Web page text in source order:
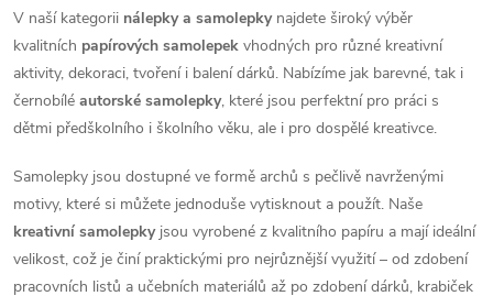
v
l
á
a
c
V naší kategorii nálepky a samolepkynajdete široký výběr
kvalitních papírových samolepek vhodných pro různé kreativní
aktivity, dekoraci, tvoření i balení dárků. Nabízíme jak barevné, tak i
černobílé autorské samolepky, které jsou perfektní pro práci s
dětmi předškolního i školního věku, ale i pro dospělé kreativce.
Samolepky jsou dostupné ve formě archů s pečlivě navrženými
motivy, které si můžete jednoduše vytisknout a použít. Naše
kreativní samolepkyjsou vyrobené z kvalitního papíru a mají ideální
velikost, což je činí praktickými pro nejrůznější využití – od zdobení
pracovních listů a učebních materiálů až po zdobení dárků, krabiček